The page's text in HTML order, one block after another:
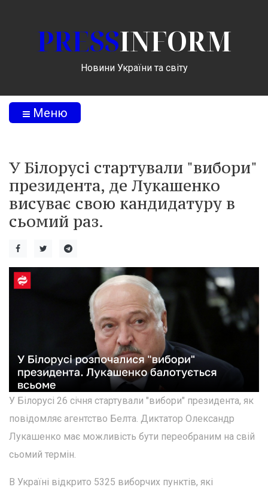
PRESSINFORM
Новини України та світу
Меню
У Білорусі стартували "вибори"
президента, де Лукашенко
висуває свою кандидатуру в
сьомий раз.
У Білорусі 26 січня стартували "вибори" президента, як
повідомляє агентство Белта. Диктатор Олександр
Лукашенко має можливість бути переобраним на свій
сьомий термін.
В Україні відкрито 5325 виборчих пунктів, які